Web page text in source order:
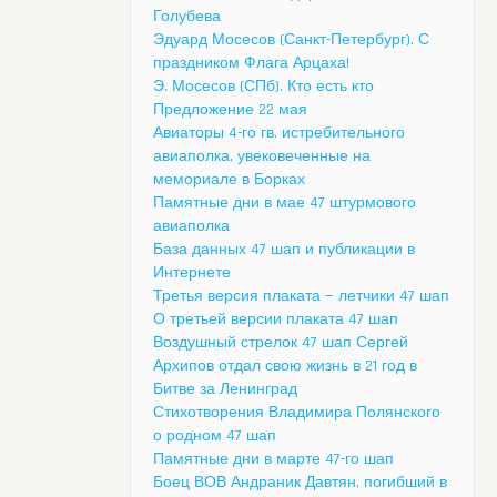
Голубева
Эдуард Мосесов (Санкт-Петербург). С
праздником Флага Арцаха!
Э. Мосесов (СПб). Кто есть кто
Предложение 22 мая
Авиаторы 4-го гв. истребительного
авиаполка, увековеченные на
мемориале в Борках
Памятные дни в мае 47 штурмового
авиаполка
База данных 47 шап и публикации в
Интернете
Третья версия плаката — летчики 47 шап
О третьей версии плаката 47 шап
Воздушный стрелок 47 шап Сергей
Архипов отдал свою жизнь в 21 год в
Битве за Ленинград
Стихотворения Владимира Полянского
о родном 47 шап
Памятные дни в марте 47-го шап
Боец ВОВ Андраник Давтян, погибший в